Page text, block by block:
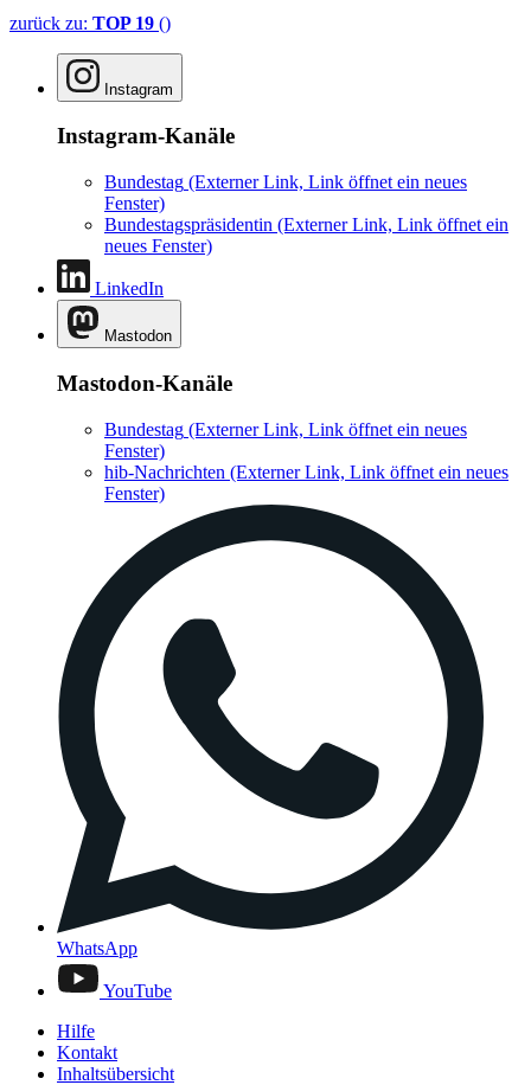
zurück zu: TOP 19 ()
Instagram
Instagram-Kanäle
Bundestag (Externer Link, Link öffnet ein neues
Fenster)
Bundestagspräsidentin (Externer Link, Link öffnet ein
neues Fenster)
LinkedIn
Mastodon
Mastodon-Kanäle
Bundestag (Externer Link, Link öffnet ein neues
Fenster)
hib-Nachrichten (Externer Link, Link öffnet ein neues
Fenster)
WhatsApp
YouTube
Hilfe
Kontakt
Inhaltsübersicht